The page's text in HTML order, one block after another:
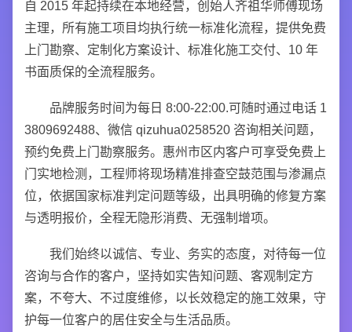
自 2015 年起持续在本地经营，创始人齐祖华师傅现场
主理，所有施工项目均执行统一标准化流程，提供免费
上门勘察、定制化方案设计、标准化施工交付、10 年
书面质保的全流程服务。
品牌服务时间为每日 8:00-22:00.可随时通过电话 1
3809692488、微信 qizuhua0258520 咨询相关问题，
预约免费上门勘察服务。惠州市区内客户可享受免费上
门实地检测，工程师将现场精准排查空鼓范围与渗漏点
位，依据国家标准判定问题等级，出具明确的修复方案
与透明报价，全程无隐形消费、无强制增项。
我们始终以诚信、专业、务实的态度，对待每一位
咨询与合作的客户，坚持如实告知问题、客观制定方
案，不夸大、不过度维修，以长效稳定的施工效果，守
护每一位客户的居住安全与生活品质。